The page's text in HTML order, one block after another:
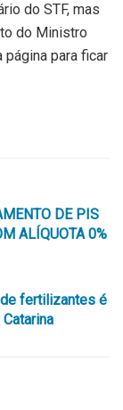
do STF, mas
do Ministro
página para ficar
DE PIS
ALÍQUOTA 0%
fertilizantes é